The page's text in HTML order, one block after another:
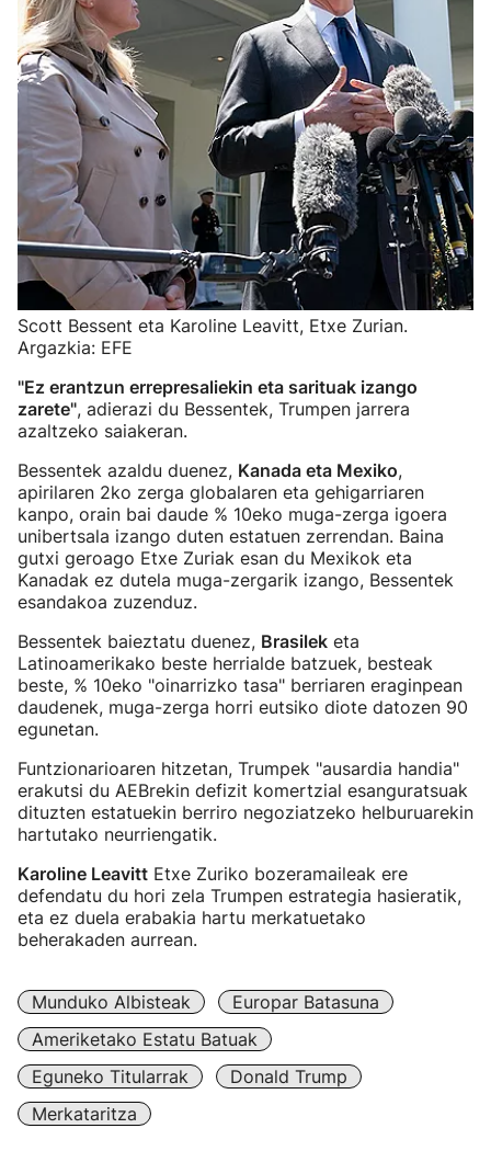
Scott Bessent eta Karoline Leavitt, Etxe Zurian.
Argazkia: EFE
"Ez erantzun errepresaliekin eta sarituak izango
zarete", adierazi du Bessentek, Trumpen jarrera
azaltzeko saiakeran.
Bessentek azaldu duenez, Kanada eta Mexiko,
apirilaren 2ko zerga globalaren eta gehigarriaren
kanpo, orain bai daude % 10eko muga-zerga igoera
unibertsala izango duten estatuen zerrendan. Baina
gutxi geroago Etxe Zuriak esan du Mexikok eta
Kanadak ez dutela muga-zergarik izango, Bessentek
esandakoa zuzenduz.
Bessentek baieztatu duenez, Brasilek eta
Latinoamerikako beste herrialde batzuek, besteak
beste, % 10eko "oinarrizko tasa" berriaren eraginpean
daudenek, muga-zerga horri eutsiko diote datozen 90
egunetan.
Funtzionarioaren hitzetan, Trumpek "ausardia handia"
erakutsi du AEBrekin defizit komertzial esanguratsuak
dituzten estatuekin berriro negoziatzeko helburuarekin
hartutako neurriengatik.
Karoline Leavitt Etxe Zuriko bozeramaileak ere
defendatu du hori zela Trumpen estrategia hasieratik,
eta ez duela erabakia hartu merkatuetako
beherakaden aurrean.
Munduko Albisteak
Europar Batasuna
Ameriketako Estatu Batuak
Eguneko Titularrak
Donald Trump
Merkataritza